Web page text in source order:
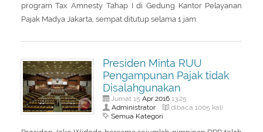
program Tax Amnesty Tahap I di Gedung Kantor Pelayanan
Pajak Madya Jakarta, sempat ditutup selama 1 jam.
Presiden Minta RUU
Pengampunan Pajak tidak
Disalahgunakan
Jumat 15 Apr 201613:25
Administrator dibaca 1005 kali
Semua Kategori